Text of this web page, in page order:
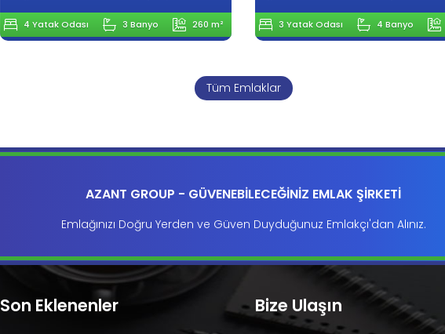
4 Yatak Odası 3 Banyo 260 m² 3 Yatak Odası 4 Banyo
Tüm Emlaklar
AZANT GROUP - GÜVENEBİLECEĞİNİZ EMLAK ŞİRKETİ
Emlağınızı Doğru Yerden ve Güven Duyduğunuz Emlakçı'dan Alınız.
Son Eklenenler Bize Ulaşın